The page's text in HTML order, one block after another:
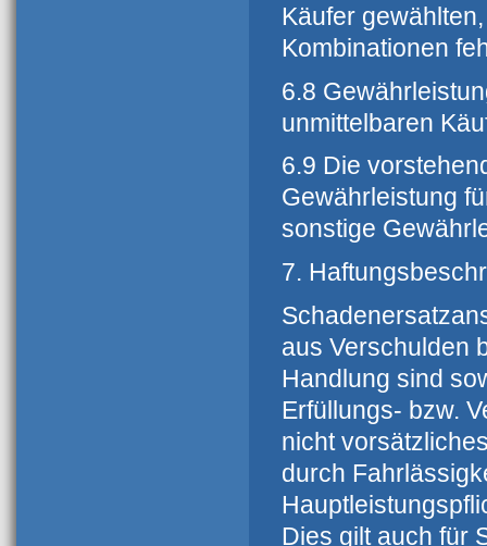
Käufer
Kombinationen
6.8
unmittelbaren
6.9 Die
Gewährleistung
sonstige
7.
aus Verschulden
Handlung sind
Erfüllungs- bzw.
nicht
durch
Dies gilt auch für